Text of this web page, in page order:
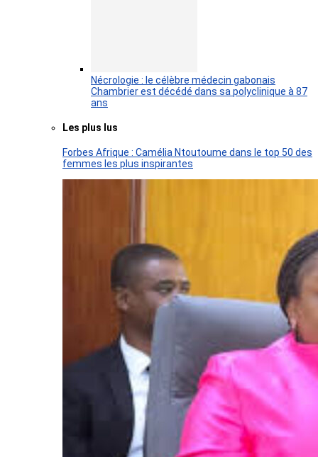
Nécrologie : le célèbre médecin gabonais
Chambrier est décédé dans sa polyclinique à 87
ans
Les plus lus
Forbes Afrique : Camélia Ntoutoume dans le top 50 des
femmes les plus inspirantes